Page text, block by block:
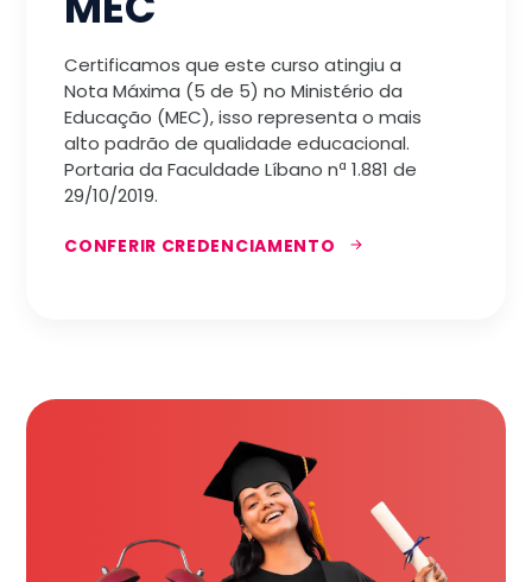
Certificamos que este curso atingiu a
Nota Máxima (5 de 5) no Ministério da
Educação (MEC), isso representa o mais
alto padrão de qualidade educacional.
Portaria da Faculdade Líbano nª 1.881 de
29/10/2019.
CONFERIR CREDENCIAMENTO